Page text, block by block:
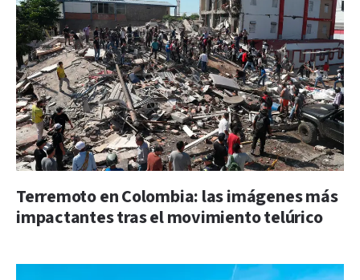
Terremoto en Colombia: las imágenes más
impactantes tras el movimiento telúrico